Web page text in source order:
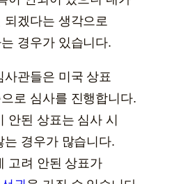
되겠다는 생각으로
경우가 있습니다.
사관들은 미국 상표
로 심사를 진행합니다.
안된 상표는 심사 시
는 경우가 많습니다.
고려 안된 상표가